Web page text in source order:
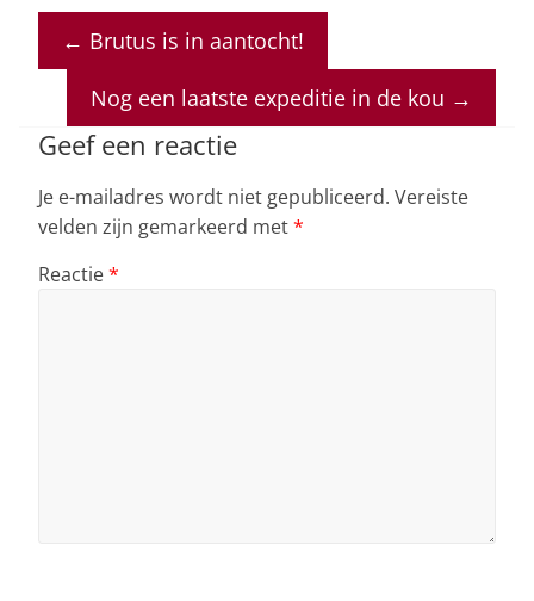
at
s
A
p
p
c
e
b
o
o
k
k
e
dI
n
re
a
d
s
ai
← Brutus is in aantocht!
Nog een laatste expeditie in de kou →
Geef een reactie
Je e-mailadres wordt niet gepubliceerd. Vereiste
velden zijn gemarkeerd met*
Reactie*